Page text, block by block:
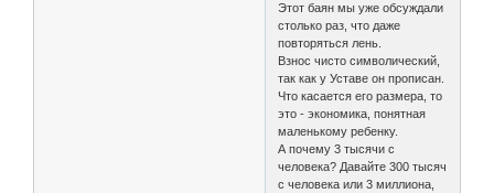
Этот баян мы уже обсуждали
столько раз, что даже
повторяться лень.
Взнос чисто символический,
так как у Уставе он прописан.
Что касается его размера, то
это - экономика, понятная
маленькому ребенку.
А почему 3 тысячи с
человека? Давайте 300 тысяч
с человека или 3 миллиона,